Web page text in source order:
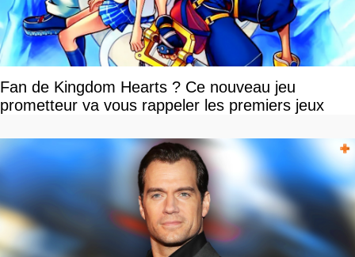
Fan de Kingdom Hearts ? Ce nouveau jeu
prometteur va vous rappeler les premiers jeux